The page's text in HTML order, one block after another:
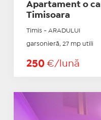
Apartament o
Timisoara
Timis - ARADULUI
garsonieră, 27 mp utili
250 €/lună